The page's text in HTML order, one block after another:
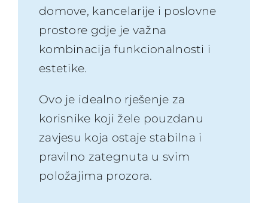
domove, kancelarije i poslovne
prostore gdje je važna
kombinacija funkcionalnosti i
estetike.
Ovo je idealno rješenje za
korisnike koji žele pouzdanu
zavjesu koja ostaje stabilna i
pravilno zategnuta u svim
položajima prozora.